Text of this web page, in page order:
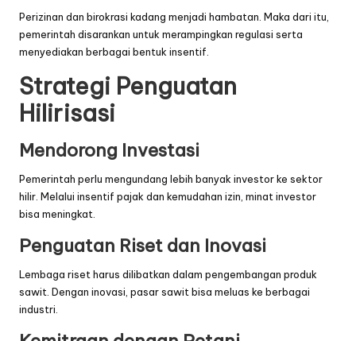
Perizinan dan birokrasi kadang menjadi hambatan. Maka dari itu,
pemerintah disarankan untuk merampingkan regulasi serta
menyediakan berbagai bentuk insentif.
Strategi Penguatan
Hilirisasi
Mendorong Investasi
Pemerintah perlu mengundang lebih banyak investor ke sektor
hilir. Melalui insentif pajak dan kemudahan izin, minat investor
bisa meningkat.
Penguatan Riset dan Inovasi
Lembaga riset harus dilibatkan dalam pengembangan produk
sawit. Dengan inovasi, pasar sawit bisa meluas ke berbagai
industri.